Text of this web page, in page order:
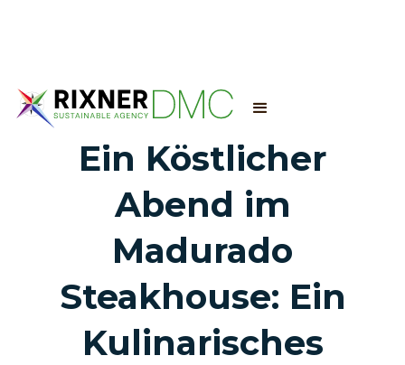
Ein Köstlicher
Abend im
Madurado
Steakhouse: Ein
Kulinarisches